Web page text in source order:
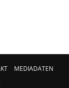
MEDIADATEN